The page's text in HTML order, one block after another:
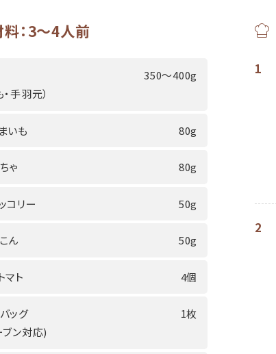
料：3～4人前
・手羽元）
350～400g
いも 80g
ゃ 80g
コリー 50g
ん 50g
マト 4個
ッグ
ン対応)
1枚
1
2